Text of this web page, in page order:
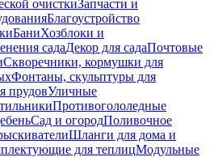
очисткиЗапчасти и
Благоустройство
БаниХозблоки и
садаДекор для садаПочтовые
Скворечники, кормушки для
Фонтаны, скульптуры для
прудовУличные
Противогололедные
Сад и огородПоливочное
Шланги для дома и
для теплицМодульные